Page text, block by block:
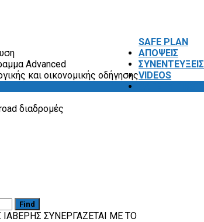
SAFE PLAN
Advanced
και οικονομικής οδήγησης
διαδρομές
ΑΠΟΨΕΙΣ
ΣΥΝΕΝΤΕΥΞΕΙΣ
VIDEOS
Find
ΣΥΝΕΡΓΆΖΕΤΑΙ ΜΕ ΤΟ